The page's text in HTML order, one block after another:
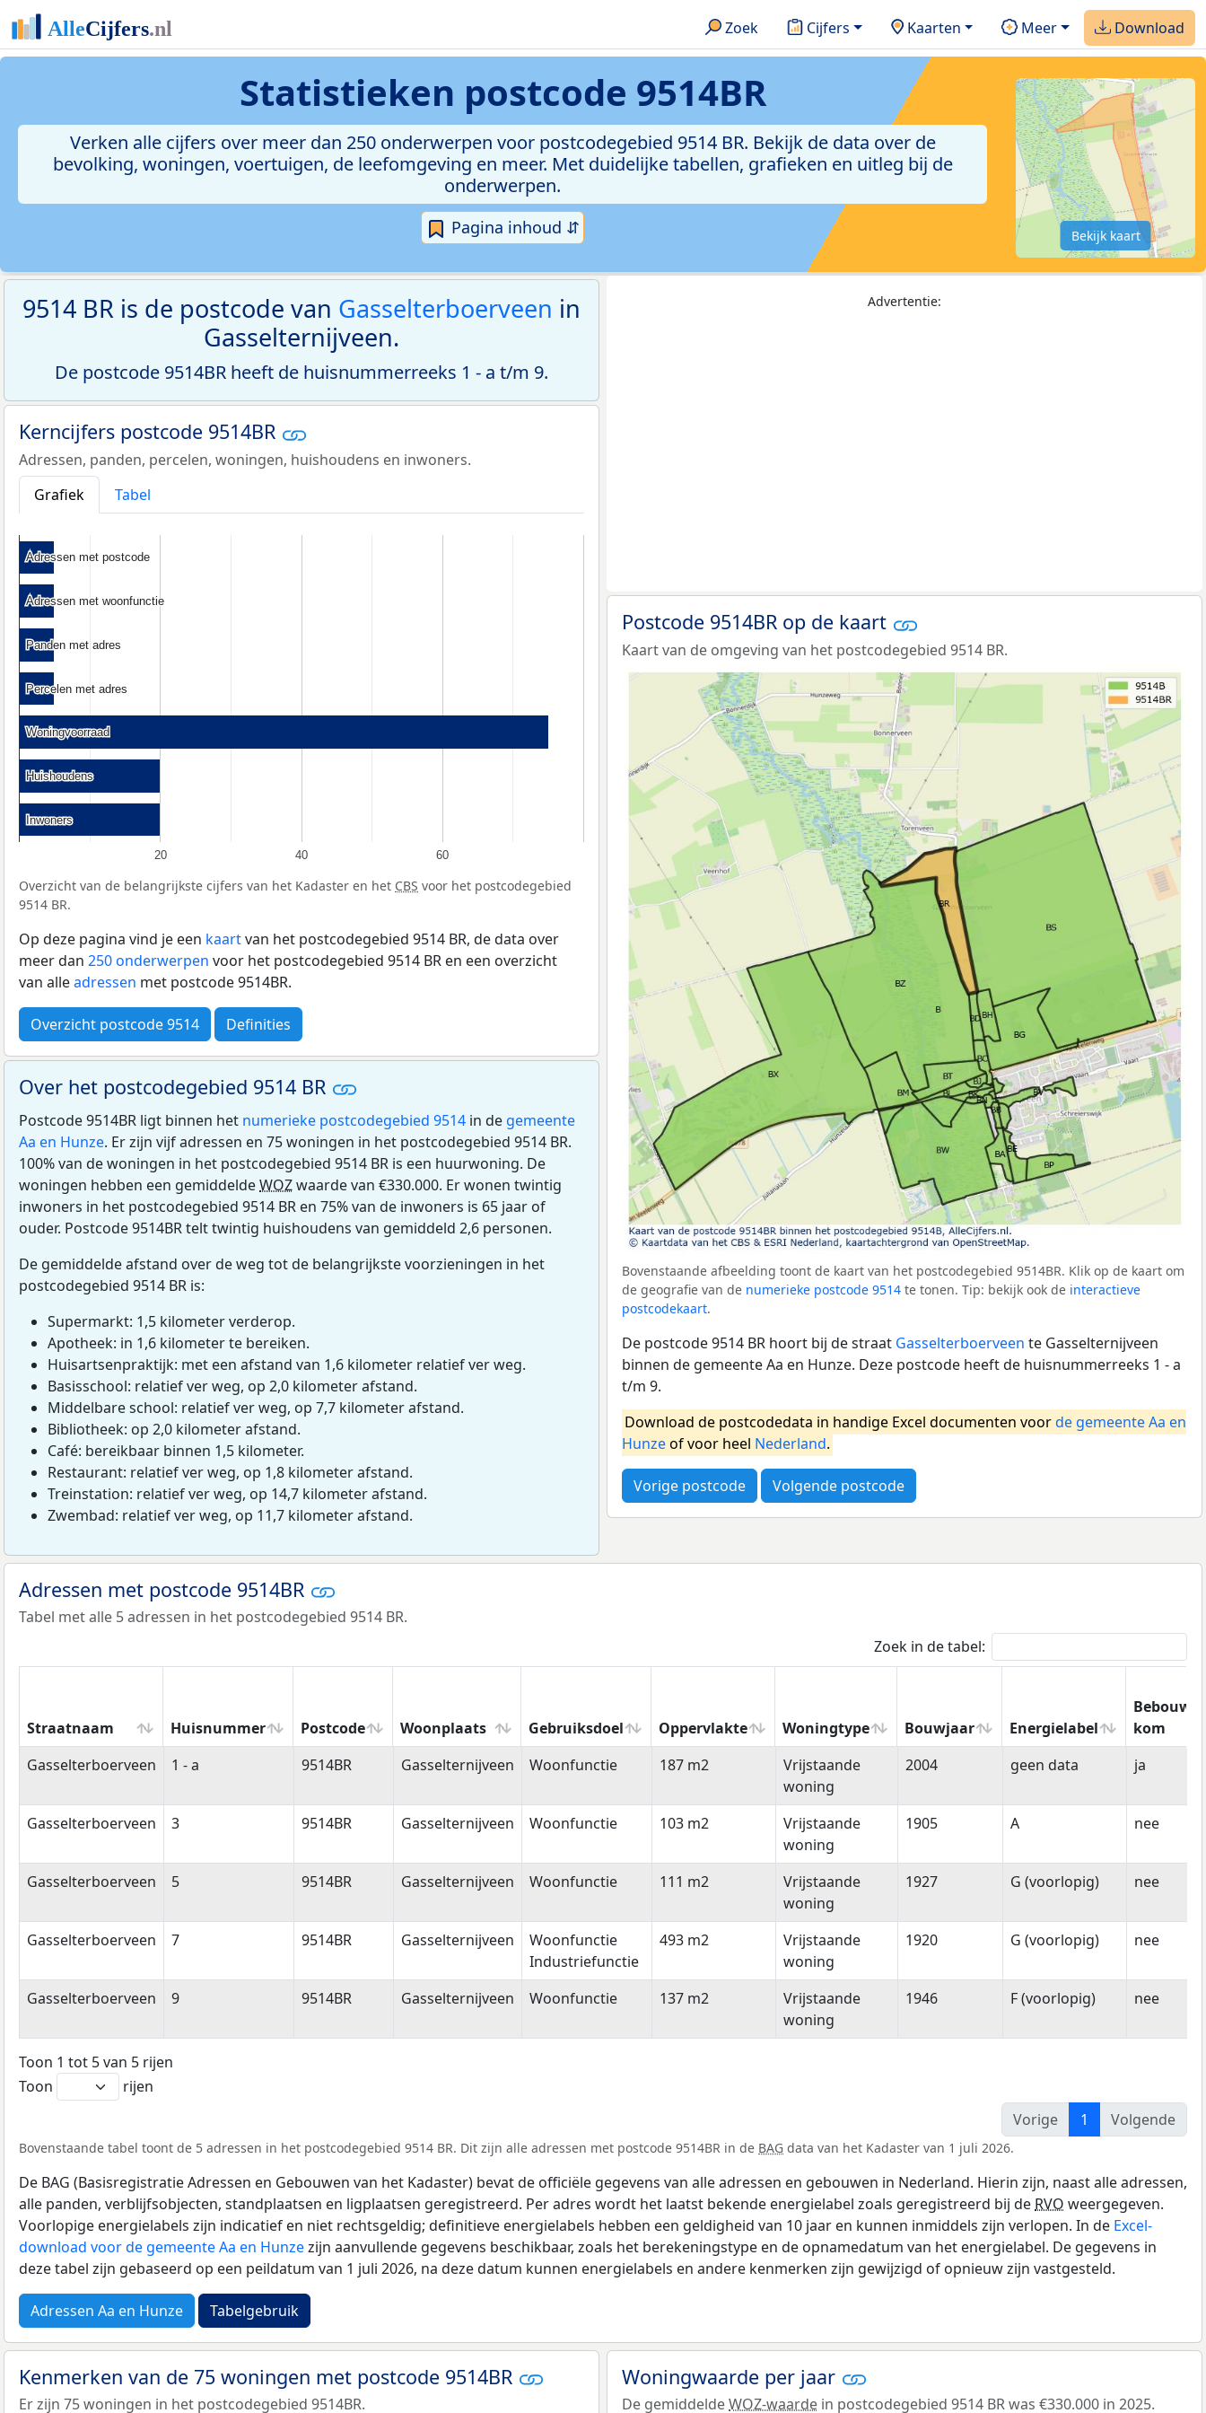
Zoek Cijfers Kaarten Meer Download
Statistieken postcode 9514BR
Verken alle cijfers over meer dan 250 onderwerpen voor postcodegebied 9514 BR. Bekijk de data over de
bevolking, woningen, voertuigen, de leefomgeving en meer. Met duidelijke tabellen, grafieken en uitleg bij de
onderwerpen.
Pagina inhoud ⇵ Bekijk kaart
9514 BR is de postcode van Gasselterboerveen in
Gasselternijveen.
De postcode 9514BR heeft de huisnummerreeks 1 - a t/m 9.
Kerncijfers postcode 9514BR
Adressen, panden, percelen, woningen, huishoudens en inwoners.
Grafiek
Tabel
20 40 60
Adressen met postcode
Adressen met postcode
Adressen met woonfunctie
Adressen met woonfunctie
Panden met adres
Panden met adres
Percelen met adres
Percelen met adres
Woningvoorraad
Woningvoorraad
Huishoudens
Huishoudens
Inwoners
Inwoners
Overzicht van de belangrijkste cijfers van het Kadaster en het CBS voor het postcodegebied
9514 BR.
Op deze pagina vind je een kaartvan het postcodegebied 9514 BR, de data over
meer dan 250 onderwerpen voor het postcodegebied 9514 BR en een overzicht
van alleadressen met postcode 9514BR.
Overzicht postcode 9514 Definities
Over het postcodegebied 9514 BR
Postcode 9514BR ligt binnen het numerieke postcodegebied 9514 in de gemeente
Aa en Hunze. Er zijn vijf adressen en 75 woningen in het postcodegebied 9514 BR.
100% van de woningen in het postcodegebied 9514 BR is een huurwoning. De
woningen hebben een gemiddeldeWOZwaarde van €330.000. Er wonen twintig
inwoners in het postcodegebied 9514 BR en 75% van de inwoners is 65 jaar of
ouder. Postcode 9514BR telt twintig huishoudens van gemiddeld 2,6 personen.
De gemiddelde afstand over de weg tot de belangrijkste voorzieningen in het
postcodegebied 9514 BR is:
Supermarkt: 1,5 kilometer verderop.
Apotheek: in 1,6 kilometer te bereiken.
Huisartsenpraktijk: met een afstand van 1,6 kilometer relatief ver weg.
Basisschool: relatief ver weg, op 2,0 kilometer afstand.
Middelbare school: relatief ver weg, op 7,7 kilometer afstand.
Bibliotheek: op 2,0 kilometer afstand.
Café: bereikbaar binnen 1,5 kilometer.
Restaurant: relatief ver weg, op 1,8 kilometer afstand.
Treinstation: relatief ver weg, op 14,7 kilometer afstand.
Zwembad: relatief ver weg, op 11,7 kilometer afstand.
Advertentie:
Postcode 9514BR op de kaart
Kaart van de omgeving van het postcodegebied 9514 BR.
Bovenstaande afbeelding toont de kaart van het postcodegebied 9514BR. Klik op de kaart om
de geografie van de numerieke postcode 9514 te tonen. Tip: bekijk ook de interactieve
postcodekaart.
De postcode 9514 BR hoort bij de straat Gasselterboerveen te Gasselternijveen
binnen de gemeente Aa en Hunze. Deze postcode heeft de huisnummerreeks 1 - a
t/m 9.
Download de postcodedata in handige Excel documenten voorde gemeente Aa en
Hunzeof voor heel Nederland.
Vorige postcode Volgende postcode
Adressen met postcode 9514BR
Tabel met alle 5 adressen in het postcodegebied 9514 BR.
Zoek in de tabel:
Straatnaam Huisnummer Postcode Woonplaats Gebruiksdoel Oppervlakte Woningtype Bouwjaar Energielabel
kom
Straatnaam
Huisnummer Postcode Woonplaats Gebruiksdoel Oppervlakte Woningtype Bouwjaar Energielabel
kom
Gasselterboerveen 1 - a 9514BR Gasselternijveen Woonfunctie 187 m2
Vrijstaande
woning
2004 geen data ja
Gasselterboerveen 3 9514BR Gasselternijveen Woonfunctie 103 m2
Vrijstaande
woning
1905 A nee
Gasselterboerveen 5 9514BR Gasselternijveen Woonfunctie 111 m2
Vrijstaande
woning
1927 G (voorlopig) nee
Gasselterboerveen 7 9514BR Gasselternijveen
Woonfunctie
Industriefunctie
493 m2
Vrijstaande
woning
1920 G (voorlopig) nee
Gasselterboerveen 9 9514BR Gasselternijveen Woonfunctie 137 m2
Vrijstaande
woning
1946 F (voorlopig) nee
Toon 1 tot 5 van 5 rijen
Toon
rijen
Vorige
1 Volgende
Bovenstaande tabel toont de 5 adressen in het postcodegebied 9514 BR. Dit zijn alle adressen met postcode 9514BR in de BAG data van het Kadaster van 1 juli 2026.
De BAG (Basisregistratie Adressen en Gebouwen van het Kadaster) bevat de officiële gegevens van alle adressen en gebouwen in Nederland. Hierin zijn, naast alle adressen,
alle panden, verblijfsobjecten, standplaatsen en ligplaatsen geregistreerd. Per adres wordt het laatst bekende energielabel zoals geregistreerd bij de RVO weergegeven.
Voorlopige energielabels zijn indicatief en niet rechtsgeldig; definitieve energielabels hebben een geldigheid van 10 jaar en kunnen inmiddels zijn verlopen. In de Excel-
download voor de gemeente Aa en Hunzezijn aanvullende gegevens beschikbaar, zoals het berekeningstype en de opnamedatum van het energielabel. De gegevens in
deze tabel zijn gebaseerd op een peildatum van 1 juli 2026, na deze datum kunnen energielabels en andere kenmerken zijn gewijzigd of opnieuw zijn vastgesteld.
Adressen Aa en Hunze Tabelgebruik
Kenmerken van de 75 woningen met postcode 9514BR
Er zijn 75 woningen in het postcodegebied 9514BR.
Woningwaarde per jaar
De gemiddeldeWOZ-waarde in postcodegebied 9514 BR was €330.000 in 2025.